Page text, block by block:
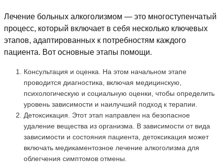
Лечение больных алкоголизмом — это многоступенчатый
процесс, который включает в себя несколько ключевых
этапов, адаптированных к потребностям каждого
пациента. Вот основные этапы помощи.
Консультация и оценка. На этом начальном этапе
проводится диагностика, включая медицинскую,
психологическую и социальную оценки, чтобы определить
уровень зависимости и наилучший подход к терапии.
Детоксикация. Этот этап направлен на безопасное
удаление вещества из организма. В зависимости от вида
зависимости и состояния пациента, детоксикация может
включать медикаментозное лечение алкоголизма для
облегчения симптомов отмены.